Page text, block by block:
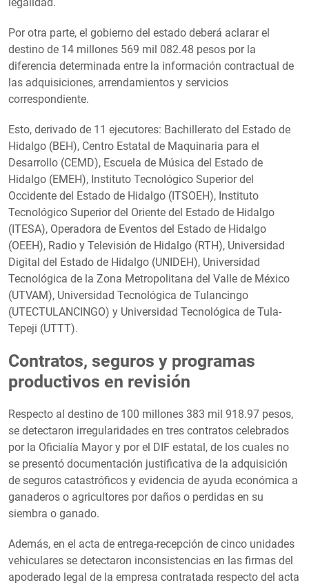
Por otra parte, el gobierno del estado deberá aclarar el
destino de 14 millones 569 mil 082.48 pesos por la
diferencia determinada entre la información contractual de
las adquisiciones, arrendamientos y servicios
correspondiente.
Esto, derivado de 11 ejecutores: Bachillerato del Estado de
Hidalgo (BEH), Centro Estatal de Maquinaria para el
Desarrollo (CEMD), Escuela de Música del Estado de
Hidalgo (EMEH), Instituto Tecnológico Superior del
Occidente del Estado de Hidalgo (ITSOEH), Instituto
Tecnológico Superior del Oriente del Estado de Hidalgo
(ITESA), Operadora de Eventos del Estado de Hidalgo
(OEEH), Radio y Televisión de Hidalgo (RTH), Universidad
Digital del Estado de Hidalgo (UNIDEH), Universidad
Tecnológica de la Zona Metropolitana del Valle de México
(UTVAM), Universidad Tecnológica de Tulancingo
(UTECTULANCINGO) y Universidad Tecnológica de Tula-
Tepeji (UTTT).
Contratos, seguros y programas
productivos en revisión
Respecto al destino de 100 millones 383 mil 918.97 pesos,
se detectaron irregularidades en tres contratos celebrados
por la Oficialía Mayor y por el DIF estatal, de los cuales no
se presentó documentación justificativa de la adquisición
de seguros catastróficos y evidencia de ayuda económica a
ganaderos o agricultores por daños o perdidas en su
siembra o ganado.
Además, en el acta de entrega-recepción de cinco unidades
vehiculares se detectaron inconsistencias en las firmas del
apoderado legal de la empresa contratada respecto del acta